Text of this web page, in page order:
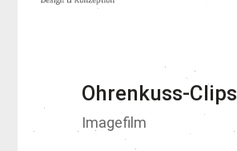
Ohrenkuss-Clips
Imagefilm